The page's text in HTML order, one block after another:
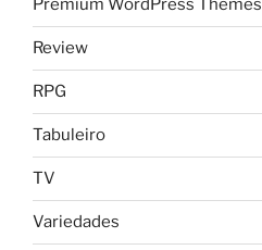
Premium WordPress Themes
Review
RPG
Tabuleiro
TV
Variedades